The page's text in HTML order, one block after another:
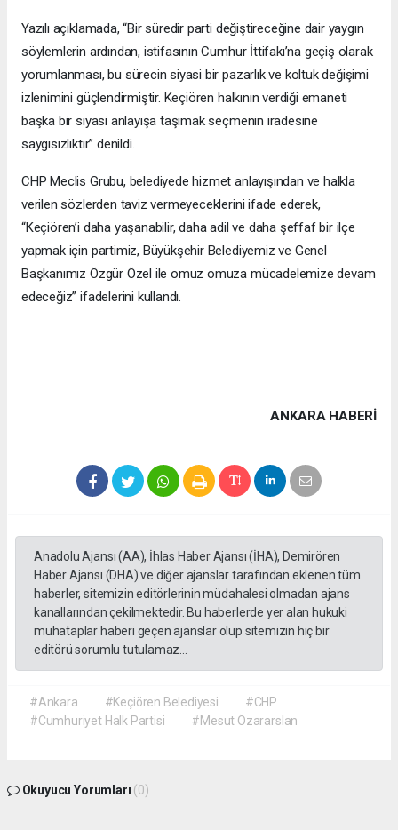
Yazılı açıklamada, “Bir süredir parti değiştireceğine dair yaygın
söylemlerin ardından, istifasının Cumhur İttifakı’na geçiş olarak
yorumlanması, bu sürecin siyasi bir pazarlık ve koltuk değişimi
izlenimini güçlendirmiştir. Keçiören halkının verdiği emaneti
başka bir siyasi anlayışa taşımak seçmenin iradesine
saygısızlıktır” denildi.
CHP Meclis Grubu, belediyede hizmet anlayışından ve halkla
verilen sözlerden taviz vermeyeceklerini ifade ederek,
“Keçiören’i daha yaşanabilir, daha adil ve daha şeffaf bir ilçe
yapmak için partimiz, Büyükşehir Belediyemiz ve Genel
Başkanımız Özgür Özel ile omuz omuza mücadelemize devam
edeceğiz” ifadelerini kullandı.
ANKARA HABERİ
Anadolu Ajansı (AA), İhlas Haber Ajansı (İHA), Demirören
Haber Ajansı (DHA) ve diğer ajanslar tarafından eklenen tüm
haberler, sitemizin editörlerinin müdahalesi olmadan ajans
kanallarından çekilmektedir. Bu haberlerde yer alan hukuki
muhataplar haberi geçen ajanslar olup sitemizin hiç bir
editörü sorumlu tutulamaz...
#Ankara #Keçiören Belediyesi
#CHP
#Cumhuriyet Halk Partisi
#Mesut Özararslan
Okuyucu Yorumları (0)